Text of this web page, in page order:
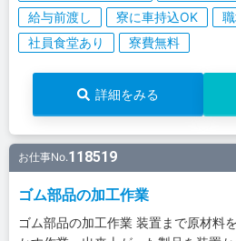
給与前渡し
寮に車持込OK
社員食堂あり
寮費無料
詳細をみる
お仕事No.118519
ゴム部品の加工作業
ゴム部品の加工作業 装置まで原材料